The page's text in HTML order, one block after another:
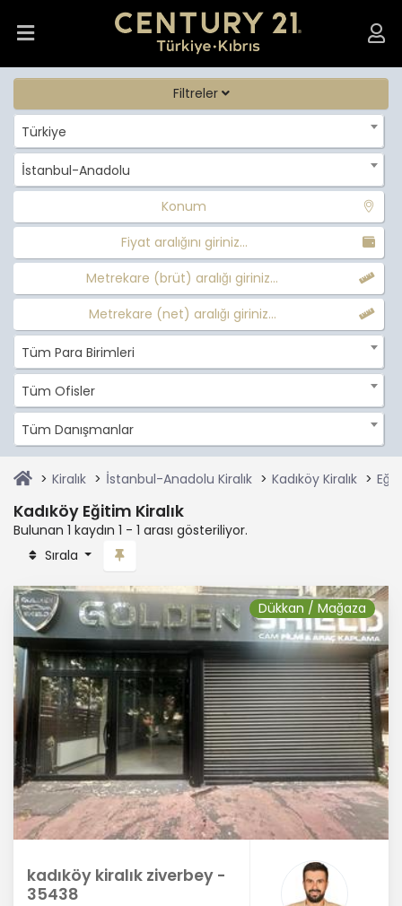
Filtreler
Türkiye
İstanbul-Anadolu
Konum
Fiyat aralığını giriniz...
Metrekare (brüt) aralığı giriniz...
Metrekare (net) aralığı giriniz...
Tüm Para Birimleri
Tüm Ofisler
Tüm Danışmanlar
Kiralık İstanbul-Anadolu Kiralık Kadıköy Kiralık
Kadıköy Eğitim Kiralık
Bulunan 1 kaydın 1 - 1 arası gösteriliyor.
Sırala
Dükkan / Mağaza
kadıköy kiralık ziverbey -
35438